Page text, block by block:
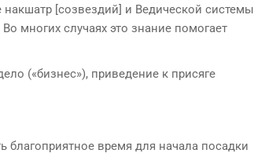
[созвездий] и Ведической системы
многих случаях это знание помогает
(«бизнес»), приведение к присяге
благоприятное время для начала посадки